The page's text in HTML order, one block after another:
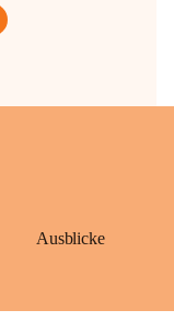
Ausblicke